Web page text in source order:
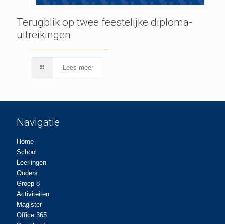
Terugblik op twee feestelijke diploma-
uitreikingen
Lees meer
Navigatie
Home
School
Leerlingen
Ouders
Groep 8
Activiteiten
Magister
Office 365